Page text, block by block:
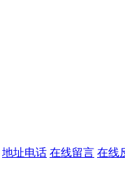
地址电话 在线留言 在线